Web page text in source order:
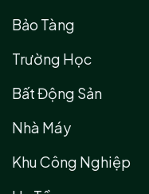
Bảo Tàng
Trường Học
Bất Động Sản
Nhà Máy
Khu Công Nghiệp